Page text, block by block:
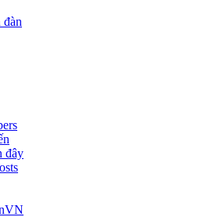
đàn
đây